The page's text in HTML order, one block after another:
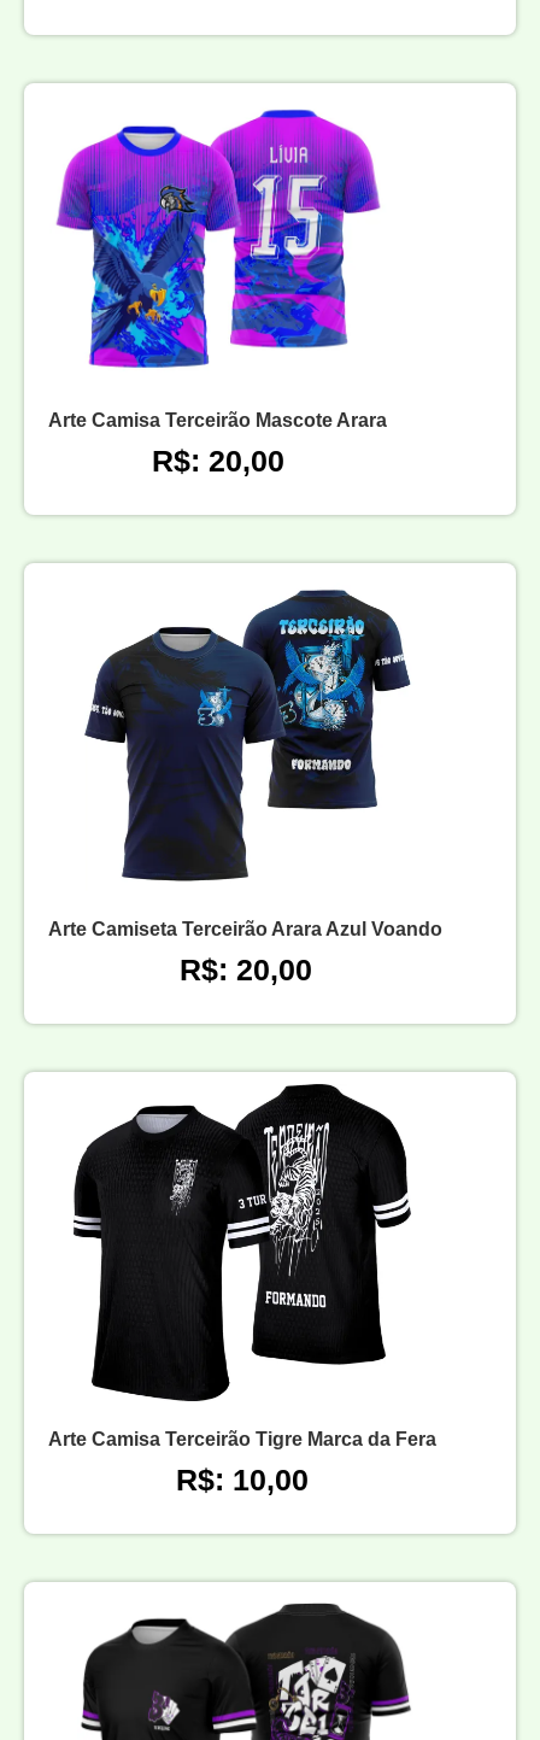
Arte Camisa Terceirão Mascote Arara
R$: 20,00
Arte Camiseta Terceirão Arara Azul Voando
R$: 20,00
Arte Camisa Terceirão Tigre Marca da Fera
R$: 10,00